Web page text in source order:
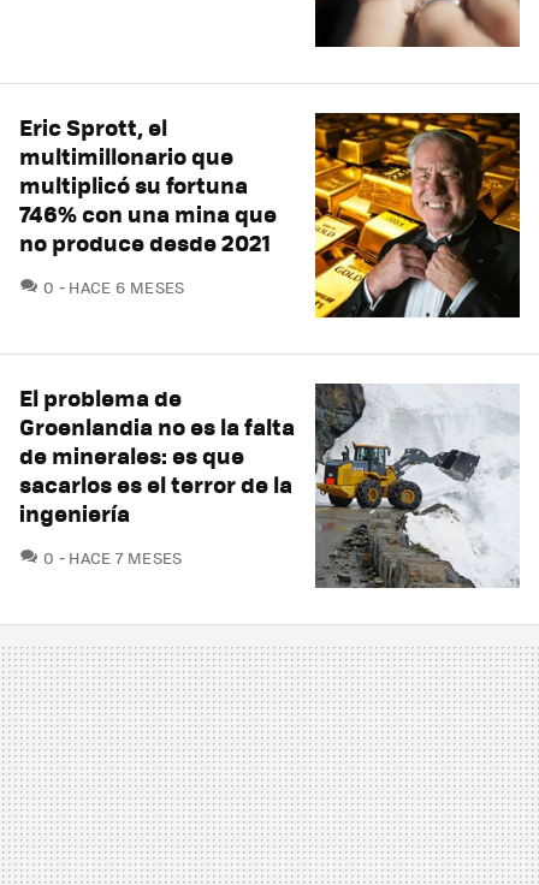
Eric Sprott, el
multimillonario que
multiplicó su fortuna
746% con una mina que
no produce desde 2021
0 COMENTARIOS
HACE 6 MESES
El problema de
Groenlandia no es la falta
de minerales: es que
sacarlos es el terror de la
ingeniería
0 COMENTARIOS
HACE 7 MESES